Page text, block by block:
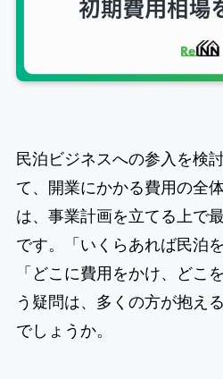
民泊ビジネスへの参入を検
て、開業にかかる費用の全
は、事業計画を立てる上で
です。「いくらあれば民泊
「どこに費用をかけ、どこ
う疑問は、多くの方が抱え
でしょうか。